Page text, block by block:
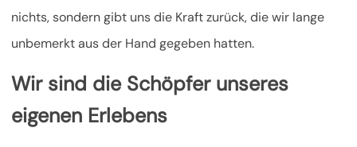
nichts, sondern gibt uns die Kraft zurück, die wir lange
unbemerkt aus der Hand gegeben hatten.
Wir sind die Schöpfer unseres
eigenen Erlebens